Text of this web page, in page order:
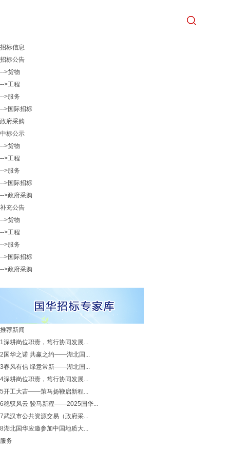
招标信息
招标公告
-->货物
-->工程
-->服务
-->国际招标
政府采购
中标公示
-->货物
-->工程
-->服务
-->国际招标
-->政府采购
补充公告
-->货物
-->工程
-->服务
-->国际招标
-->政府采购
推荐新闻
1深耕岗位职责，笃行协同发展...
2 国华之诺 共赢之约——湖北国...
3春风有信 绿意常新——湖北国...
4深耕岗位职责，笃行协同发展...
5开工大吉——策马扬鞭启新程...
6稳驭风云 骏马新程——2025国华...
7武汉市公共资源交易（政府采...
8湖北国华应邀参加中国地质大...
服务